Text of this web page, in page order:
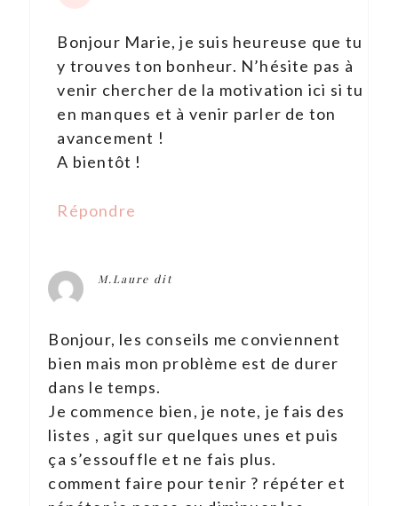
Bonjour Marie, je suis heureuse que tu
y trouves ton bonheur. N’hésite pas à
venir chercher de la motivation ici si tu
en manques et à venir parler de ton
avancement !
A bientôt !
Répondre
M.Laure dit
Bonjour, les conseils me conviennent
bien mais mon problème est de durer
dans le temps.
Je commence bien, je note, je fais des
listes , agit sur quelques unes et puis
ça s’essouffle et ne fais plus.
comment faire pour tenir ? répéter et